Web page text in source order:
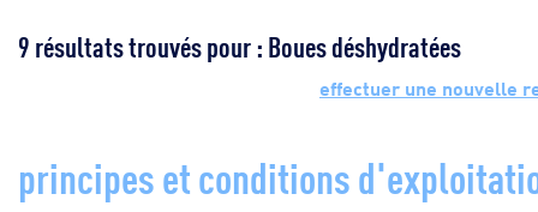
9 résultats trouvés pour : Boues déshydratées
effectuer une nouvelle
principes et conditions